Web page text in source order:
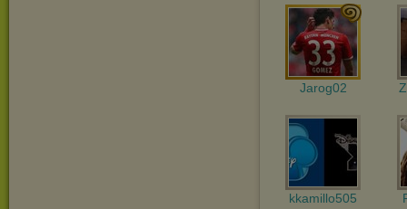
Jarog02
kkamillo505